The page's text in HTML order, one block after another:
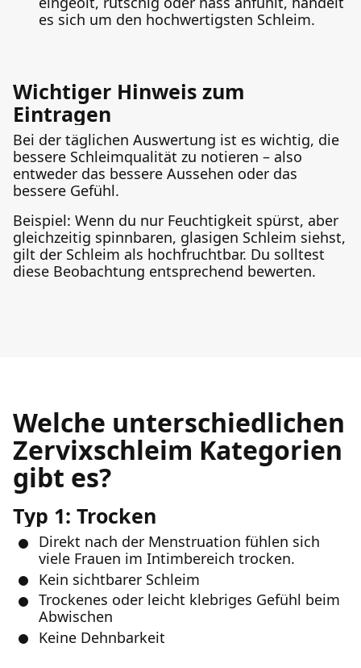
es sich um den hochwertigsten Schleim.
Wichtiger Hinweis zum
Eintragen
Bei der täglichen Auswertung ist es wichtig, die
bessere Schleimqualität zu notieren – also
entweder das bessere Aussehen oder das
bessere Gefühl.
Beispiel: Wenn du nur Feuchtigkeit spürst, aber
gleichzeitig spinnbaren, glasigen Schleim siehst,
gilt der Schleim als hochfruchtbar. Du solltest
diese Beobachtung entsprechend bewerten.
Welche unterschiedlichen
Zervixschleim Kategorien
gibt es?
Typ 1: Trocken
Direkt nach der Menstruation fühlen sich
viele Frauen im Intimbereich trocken.
Kein sichtbarer Schleim
Trockenes oder leicht klebriges Gefühl beim
Abwischen
Keine Dehnbarkeit